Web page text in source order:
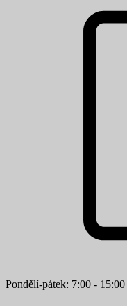
Pondělí-pátek: 7:00 - 15:00